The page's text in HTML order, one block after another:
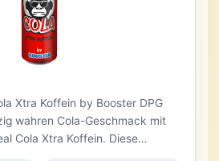
Xtra Koffein by Booster DPG
wahren Cola-Geschmack mit
Cola Xtra Koffein. Diese